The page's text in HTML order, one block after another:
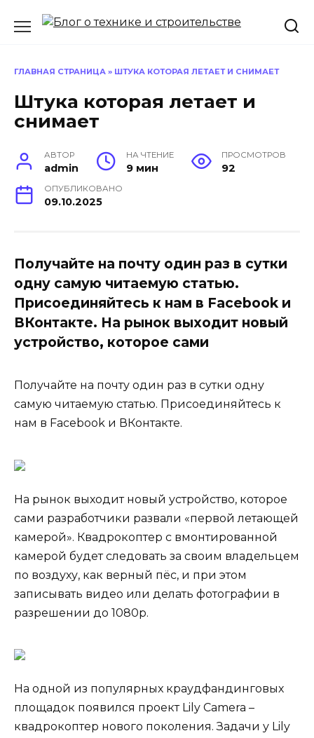
ГЛАВНАЯ СТРАНИЦА » ШТУКА КОТОРАЯ ЛЕТАЕТ И СНИМАЕТ
Штука которая летает и
снимает
АВТОР
admin
НА ЧТЕНИЕ
9 мин
ПРОСМОТРОВ
92
ОПУБЛИКОВАНО
09.10.2025
Получайте на почту один раз в сутки
одну самую читаемую статью.
Присоединяйтесь к нам в Facebook и
ВКонтакте. На рынок выходит новый
устройство, которое сами
Получайте на почту один раз в сутки одну
самую читаемую статью. Присоединяйтесь к
нам в Facebook и ВКонтакте.
На рынок выходит новый устройство, которое
сами разработчики развали «первой летающей
камерой». Квадрокоптер с вмонтированной
камерой будет следовать за своим владельцем
по воздуху, как верный пёс, и при этом
записывать видео или делать фотографии в
разрешении до 1080р.
На одной из популярных краудфандинговых
площадок появился проект Lily Camera –
квадрокоптер нового поколения. Задачи у Lily